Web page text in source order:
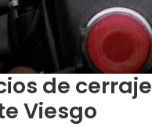
de
Viesgo